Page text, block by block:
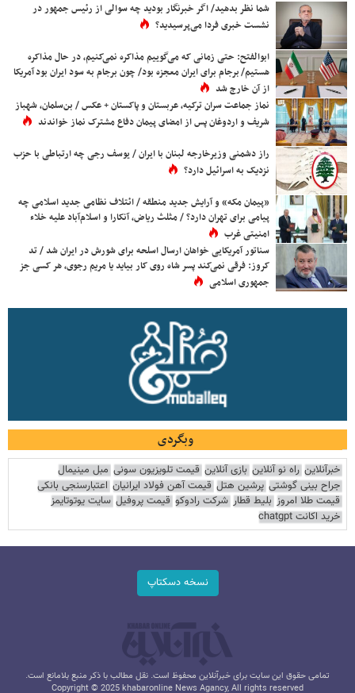
شما نظر بدهید/ اگر خبرنگار بودید چه سوالی از رئیس جمهور در
نشست خبری فردا می‌پرسیدید؟
ابوالفتح: حتی زمانی که می‌گوییم مذاکره نمی‌کنیم، در حال مذاکره
هستیم/ برجام برای ایران معجزه بود/ چون برجام به سود ایران بود آمریکا
از آن خارج شد
نماز جماعت سران ترکیه، عربستان و پاکستان + عکس / بن‌سلمان، شهباز
شریف و اردوغان پس از امضای پیمان دفاع مشترک نماز خواندند
راز دشمنی وزیرخارجه لبنان با ایران / یوسف رجی چه ارتباطی با حزب
نزدیک به اسرائیل دارد؟
«پیمان مکه» و آرایش جدید منطقه / ائتلاف نظامی جدید اسلامی چه
پیامی برای تهران دارد؟ / مثلث ریاض، آنکارا و اسلام‌آباد علیه خلاء
امنیتی غرب
سناتور آمریکایی خواهان ارسال اسلحه برای شورش در ایران شد / تد
کروز: فرقی نمی‌کند پسر شاه روی کار بیاید یا مریم رجوی، هر کسی جز
جمهوری اسلامی
وبگردی
خبرآنلاین راه نو آنلاین بازی آنلاین قیمت تلویزیون سونی مبل مینیمال
جراح بینی گوشتی پرشین هتل قیمت آهن فولاد ایرانیان اعتبارسنجی بانکی
قیمت طلا امروز بلیط قطار شرکت رادوکو قیمت پروفیل سایت یوتوتایمز
خرید اکانت chatgpt
نسخه دسکتاپ
تمامی حقوق این سایت برای خبرآنلاین محفوظ است. نقل مطالب با ذکر منبع بلامانع است.
Copyright © 2025 khabaronline News Agancy, All rights reserved